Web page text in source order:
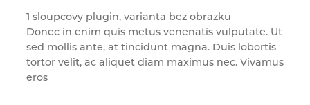
1 sloupcovy plugin, varianta bez obrazku
Donec in enim quis metus venenatis vulputate. Ut
sed mollis ante, at tincidunt magna. Duis lobortis
tortor velit, ac aliquet diam maximus nec. Vivamus
eros